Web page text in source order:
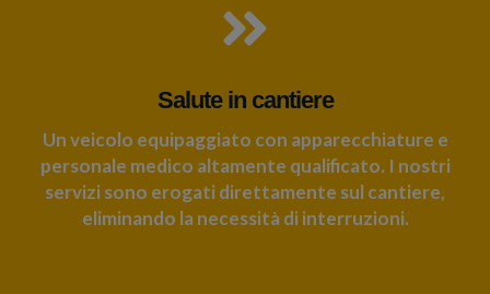
Salute in cantiere
Un veicolo equipaggiato con apparecchiature e
personale medico altamente qualificato. I nostri
servizi sono erogati direttamente sul cantiere,
eliminando la necessità di interruzioni.